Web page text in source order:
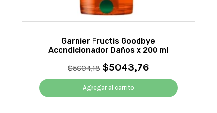
Garnier Fructis Goodbye
Acondicionador Daños x 200 ml
$5604,18 El
precio
original
era:
$5604,18.
$5043,76El
precio
es:
$5043,76.
Agregar al carrito